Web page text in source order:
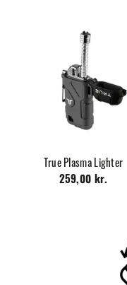
True Plasma Lighter
259,00 kr.